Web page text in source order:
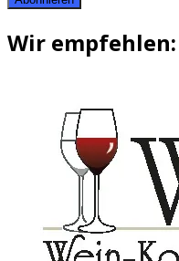
Wir empfehlen: